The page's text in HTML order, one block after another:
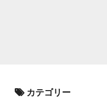
カテゴリー